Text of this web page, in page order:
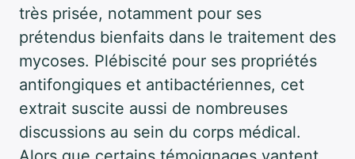
très prisée, notamment pour ses
prétendus bienfaits dans le traitement des
mycoses. Plébiscité pour ses propriétés
antifongiques et antibactériennes, cet
extrait suscite aussi de nombreuses
discussions au sein du corps médical.